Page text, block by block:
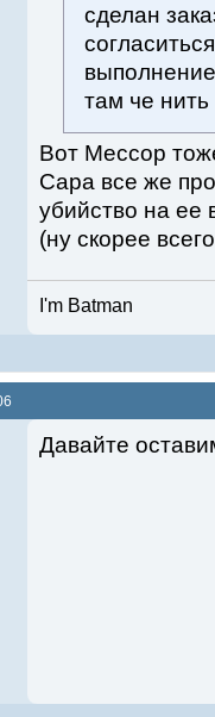
сделан
там че нить
Вот Мессор
Сара все же
убийство на ее
(ну скорее
I'm Batman
Давайте